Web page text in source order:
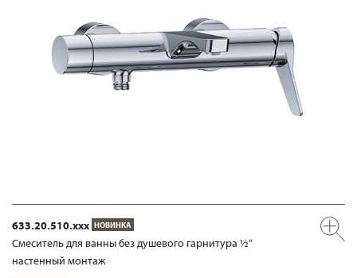
633.20.510.xxx НОВИНКА
Смеситель для ванны без душевого гарнитура ½“
настенный монтаж